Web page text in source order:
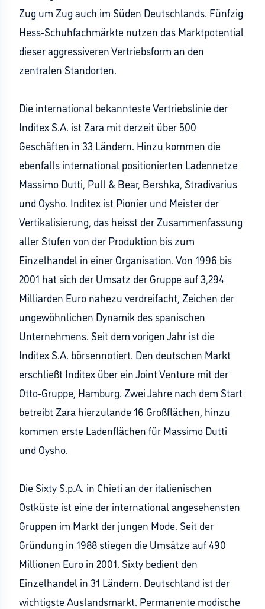
Zug um Zug auch im Süden Deutschlands. Fünfzig
Hess-Schuhfachmärkte nutzen das Marktpotential
dieser aggressiveren Vertriebsform an den
zentralen Standorten.
Die international bekannteste Vertriebslinie der
Inditex S.A. ist Zara mit derzeit über 500
Geschäften in 33 Ländern. Hinzu kommen die
ebenfalls international positionierten Ladennetze
Massimo Dutti, Pull & Bear, Bershka, Stradivarius
und Oysho. Inditex ist Pionier und Meister der
Vertikalisierung, das heisst der Zusammenfassung
aller Stufen von der Produktion bis zum
Einzelhandel in einer Organisation. Von 1996 bis
2001 hat sich der Umsatz der Gruppe auf 3,294
Milliarden Euro nahezu verdreifacht, Zeichen der
ungewöhnlichen Dynamik des spanischen
Unternehmens. Seit dem vorigen Jahr ist die
Inditex S.A. börsennotiert. Den deutschen Markt
erschließt Inditex über ein Joint Venture mit der
Otto-Gruppe, Hamburg. Zwei Jahre nach dem Start
betreibt Zara hierzulande 16 Großflächen, hinzu
kommen erste Ladenflächen für Massimo Dutti
und Oysho.
Die Sixty S.p.A. in Chieti an der italienischen
Ostküste ist eine der international angesehensten
Gruppen im Markt der jungen Mode. Seit der
Gründung in 1988 stiegen die Umsätze auf 490
Millionen Euro in 2001. Sixty bedient den
Einzelhandel in 31 Ländern. Deutschland ist der
wichtigste Auslandsmarkt. Permanente modische